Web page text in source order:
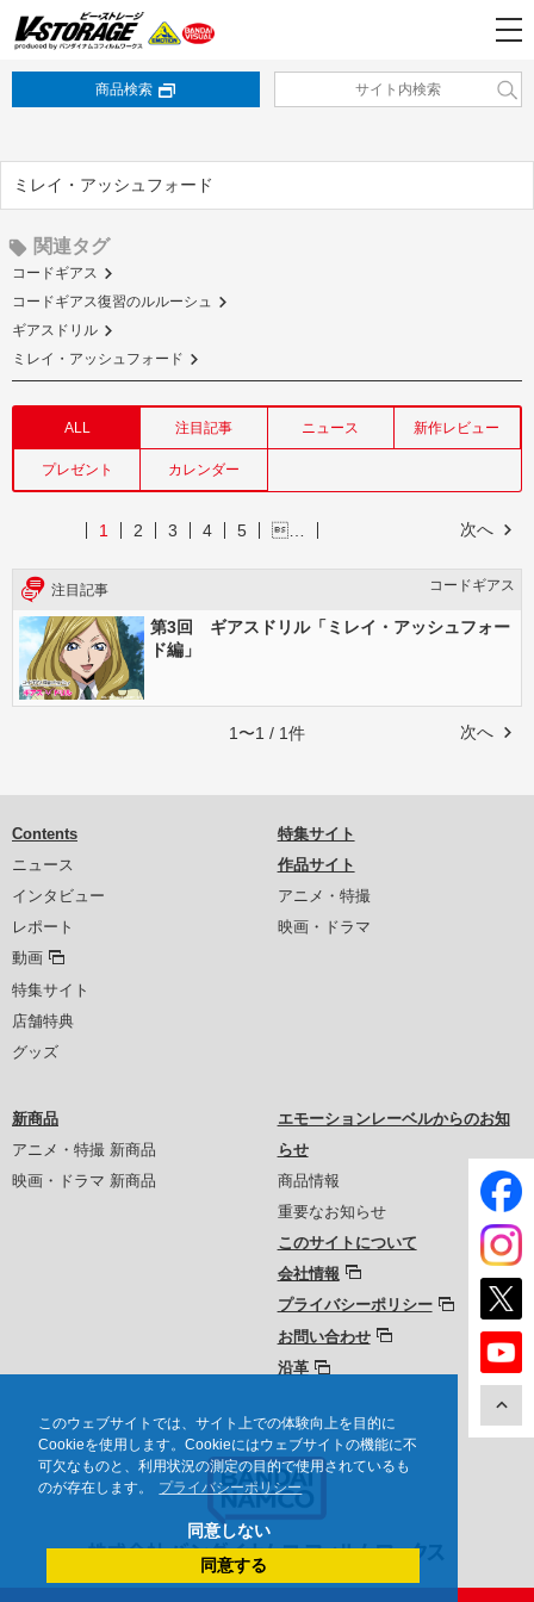
このウェブサイトでは、サイト上での体験向上を目的に
Cookieを使用します。Cookieにはウェブサイトの機能に不
可欠なものと、利用状況の測定の目的で使用されているも
のが存在します。
プライバシーポリシー
同意しない
同意する
商品検索
ミレイ・アッシュフォード
関連タグ
コードギアス
コードギアス復習のルルーシュ
ギアスドリル
ミレイ・アッシュフォード
ALL 注目記事 ニュース 新作レビュー
プレゼント カレンダー
次へ
1 2 3 4 5 …
注目記事 コードギアス
第3回 ギアスドリル「ミレイ・アッシュフォー
ド編」
次へ
1〜1 / 1件
Contents
ニュース
インタビュー
レポート
動画
特集サイト
店舗特典
グッズ
特集サイト
作品サイト
アニメ・特撮
映画・ドラマ
新商品
アニメ・特撮 新商品
映画・ドラマ 新商品
エモーションレーベルからのお知
らせ
商品情報
重要なお知らせ
このサイトについて
会社情報
プライバシーポリシー
お問い合わせ
沿革